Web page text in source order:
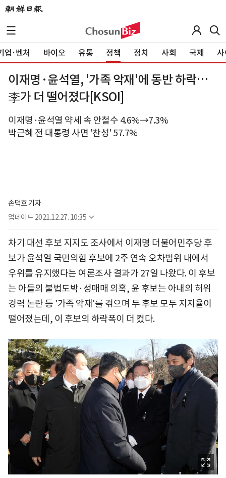
업·벤처 바이오 유통 정책 정치 사회 국제 사
이재명·윤석열, '가족 악재'에 동반 하락…
李가 더 떨어졌다[KSOI]
이재명·윤석열 약세 속 안철수 4.6%→7.3%
박근혜 전 대통령 사면 '찬성' 57.7%
손덕호 기자
업데이트 2021.12.27. 10:35
차기 대선 후보 지지도 조사에서 이재명 더불어민주당 후
보가 윤석열 국민의힘 후보에 2주 연속 오차범위 내에서
우위를 유지했다는 여론조사 결과가 27일 나왔다. 이 후보
는 아들의 불법도박·성매매 의혹, 윤 후보는 아내의 허위
경력 논란 등 '가족 악재'를 겪으며 두 후보 모두 지지율이
떨어졌는데, 이 후보의 하락폭이 더 컸다.